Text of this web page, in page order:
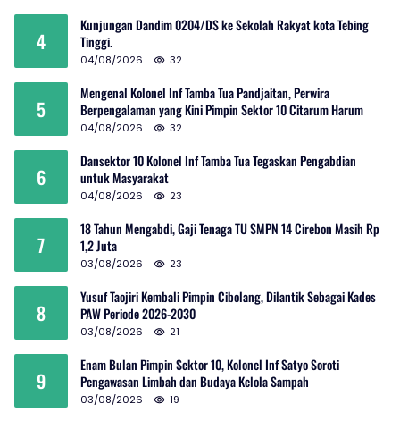
4
Kunjungan Dandim 0204/DS ke Sekolah Rakyat kota Tebing
Tinggi.
04/08/2026 32
5
Mengenal Kolonel Inf Tamba Tua Pandjaitan, Perwira
Berpengalaman yang Kini Pimpin Sektor 10 Citarum Harum
04/08/2026 32
6
Dansektor 10 Kolonel Inf Tamba Tua Tegaskan Pengabdian
untuk Masyarakat
04/08/2026 23
7
18 Tahun Mengabdi, Gaji Tenaga TU SMPN 14 Cirebon Masih Rp
1,2 Juta
03/08/2026 23
8
Yusuf Taojiri Kembali Pimpin Cibolang, Dilantik Sebagai Kades
PAW Periode 2026-2030
03/08/2026 21
9
Enam Bulan Pimpin Sektor 10, Kolonel Inf Satyo Soroti
Pengawasan Limbah dan Budaya Kelola Sampah
03/08/2026 19